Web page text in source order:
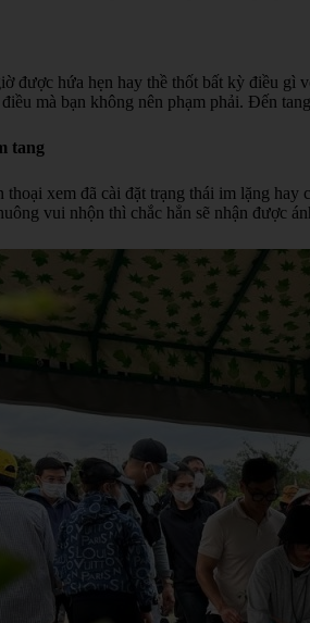
được hứa hẹn hay thề thốt bất kỳ điều
mà bạn không nên phạm phải. Đến
tang
xem đã cài đặt trạng thái im lặng
vui nhộn thì chắc hẳn sẽ nhận được